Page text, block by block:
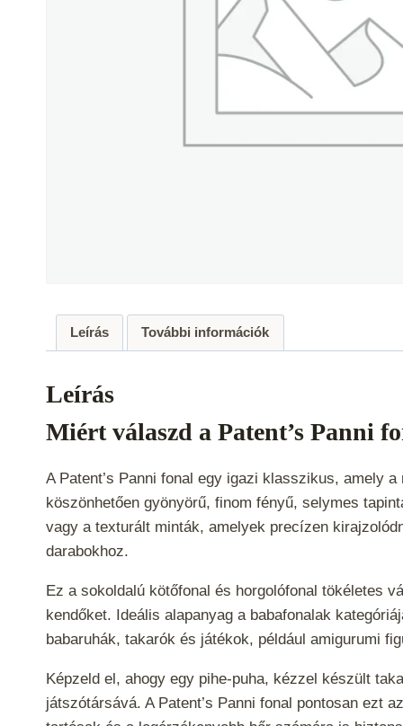
Leírás További információk
Leírás
Miért válaszd a Patent’s Panni
A Patent’s Panni fonal egy igazi klasszikus, amely
köszönhetően gyönyörű, finom fényű, selymes
vagy a texturált minták, amelyek precízen
darabokhoz.
Ez a sokoldalú kötőfonal és horgolófonal tökéletes
kendőket. Ideális alapanyag a babafonalak
babaruhák, takarók és játékok, például amigurumi
Képzeld el, ahogy egy pihe-puha, kézzel készült
játszótársává. A Patent’s Panni fonal pontosan ezt